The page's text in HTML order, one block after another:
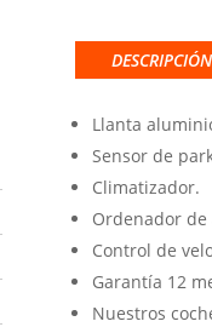
DESCRIPCIÓN
Llanta
Sensor de
Climatizador.
Ordenador de
Control de
Garantía 12
Nuestros